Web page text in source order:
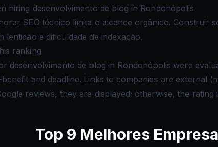
hiring desenvolvimento de blog in Rondonópolis
SEO técnico limita o alcance orgânico. Construir
lentidão e dificuldade de indexação.
ranking
desenvolvimento de blog in Rondonópolis were
and deadline. Links to companies are external
reviews, they are displayed; otherwise, the rating
Top 9 Melhores